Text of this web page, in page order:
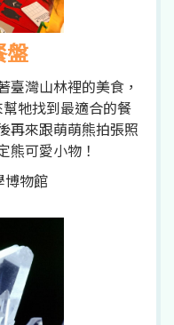
盤
臺灣山林裡的美食，
牠找到最適合的餐
再來跟萌萌熊拍張照
熊可愛小物！
物館